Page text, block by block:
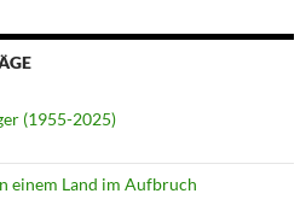
(1955-2025)
einem Land im Aufbruch